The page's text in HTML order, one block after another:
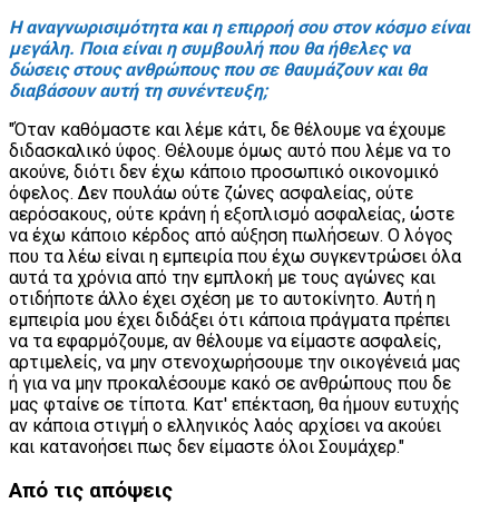
Η αναγνωρισιμότητα και η επιρροή σου στον κόσμο είναι
μεγάλη. Ποια είναι η συμβουλή που θα ήθελες να
δώσεις στους ανθρώπους που σε θαυμάζουν και θα
διαβάσουν αυτή τη συνέντευξη;
"Όταν καθόμαστε και λέμε κάτι, δε θέλουμε να έχουμε
διδασκαλικό ύφος. Θέλουμε όμως αυτό που λέμε να το
ακούνε, διότι δεν έχω κάποιο προσωπικό οικονομικό
όφελος. Δεν πουλάω ούτε ζώνες ασφαλείας, ούτε
αερόσακους, ούτε κράνη ή εξοπλισμό ασφαλείας, ώστε
να έχω κάποιο κέρδος από αύξηση πωλήσεων. Ο λόγος
που τα λέω είναι η εμπειρία που έχω συγκεντρώσει όλα
αυτά τα χρόνια από την εμπλοκή με τους αγώνες και
οτιδήποτε άλλο έχει σχέση με το αυτοκίνητο. Αυτή η
εμπειρία μου έχει διδάξει ότι κάποια πράγματα πρέπει
να τα εφαρμόζουμε, αν θέλουμε να είμαστε ασφαλείς,
αρτιμελείς, να μην στενοχωρήσουμε την οικογένειά μας
ή για να μην προκαλέσουμε κακό σε ανθρώπους που δε
μας φταίνε σε τίποτα. Κατ' επέκταση, θα ήμουν ευτυχής
αν κάποια στιγμή ο ελληνικός λαός αρχίσει να ακούει
και κατανοήσει πως δεν είμαστε όλοι Σουμάχερ."
Από τις απόψεις